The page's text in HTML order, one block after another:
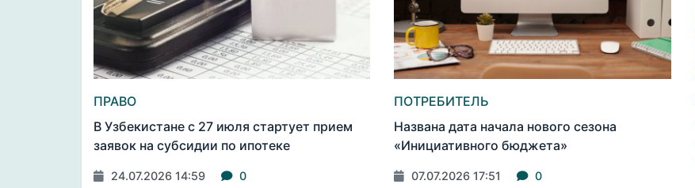
ПРАВО
В Узбекистане с 27 июля стартует прием
заявок на субсидии по ипотеке
24.07.2026 14:59 0
ПОТРЕБИТЕЛЬ
Названа дата начала нового сезона
«Инициативного бюджета»
07.07.2026 17:51 0